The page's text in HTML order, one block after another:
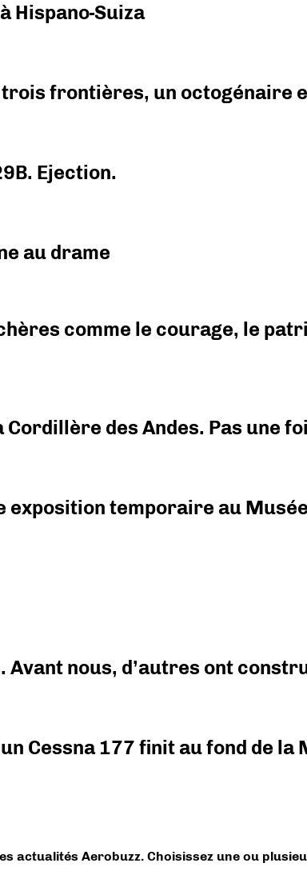
Hispano-Suiza
frontières, un octogénaire
Ejection.
au drame
comme le courage, le
Cordillère des Andes. Pas une
exposition temporaire au
Avant nous, d’autres ont
Cessna 177 finit au fond de
actualités Aerobuzz. Choisissez une ou